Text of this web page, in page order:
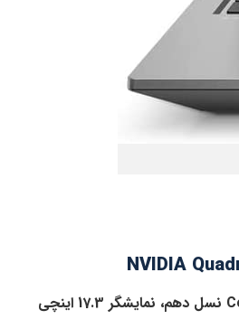
پردازنده Core i7 نسل دهم، نمایشگر 17.3 اینچی